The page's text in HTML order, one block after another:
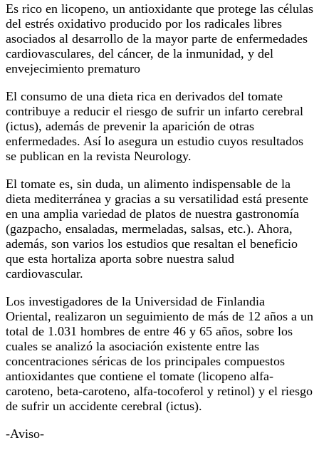
Es rico en licopeno, un antioxidante que protege las células
del estrés oxidativo producido por los radicales libres
asociados al desarrollo de la mayor parte de enfermedades
cardiovasculares, del cáncer, de la inmunidad, y del
envejecimiento prematuro
El consumo de una dieta rica en derivados del tomate
contribuye a reducir el riesgo de sufrir un infarto cerebral
(ictus), además de prevenir la aparición de otras
enfermedades. Así lo asegura un estudio cuyos resultados
se publican en la revista Neurology.
El tomate es, sin duda, un alimento indispensable de la
dieta mediterránea y gracias a su versatilidad está presente
en una amplia variedad de platos de nuestra gastronomía
(gazpacho, ensaladas, mermeladas, salsas, etc.). Ahora,
además, son varios los estudios que resaltan el beneficio
que esta hortaliza aporta sobre nuestra salud
cardiovascular.
Los investigadores de la Universidad de Finlandia
Oriental, realizaron un seguimiento de más de 12 años a un
total de 1.031 hombres de entre 46 y 65 años, sobre los
cuales se analizó la asociación existente entre las
concentraciones séricas de los principales compuestos
antioxidantes que contiene el tomate (licopeno alfa-
caroteno, beta-caroteno, alfa-tocoferol y retinol) y el riesgo
de sufrir un accidente cerebral (ictus).
-Aviso-